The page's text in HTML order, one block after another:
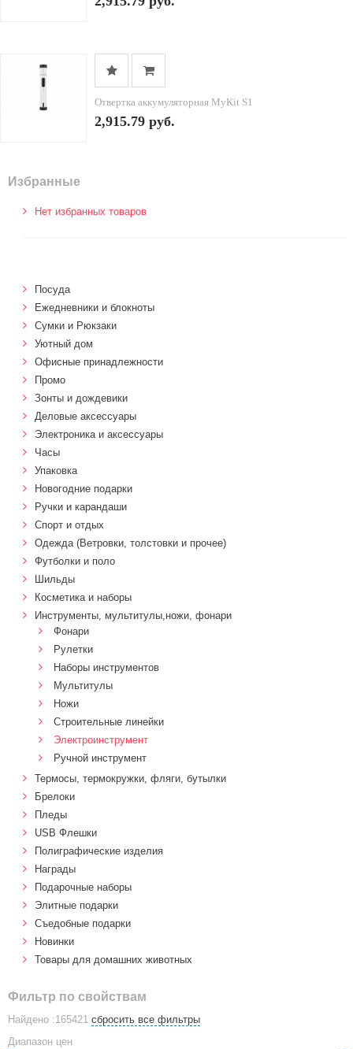
Отвертка аккумуляторная MyKit S1
2,915.79 руб.
Избранные
Нет избранных товаров
Посуда
Ежедневники и блокноты
Сумки и Рюкзаки
Уютный дом
Офисные принадлежности
Промо
Зонты и дождевики
Деловые аксессуары
Электроника и аксессуары
Часы
Упаковка
Новогодние подарки
Ручки и карандаши
Спорт и отдых
Одежда (Ветровки, толстовки и прочее)
Футболки и поло
Шильды
Косметика и наборы
Инструменты, мультитулы,ножи, фонари
Фонари
Рулетки
Наборы инструментов
Мультитулы
Ножи
Строительные линейки
Электроинструмент
Ручной инструмент
Термосы, термокружки, фляги, бутылки
Брелоки
Пледы
USB Флешки
Полиграфические изделия
Награды
Подарочные наборы
Элитные подарки
Cъедобные подарки
Новинки
Товары для домашних животных
Фильтр по свойствам
Найдено :165421 сбросить все фильтры
Диапазон цен